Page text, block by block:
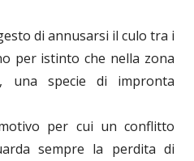
di annusarsi il culo tra i
per istinto che nella zona
una specie di impronta
per cui un conflitto
sempre la perdita di